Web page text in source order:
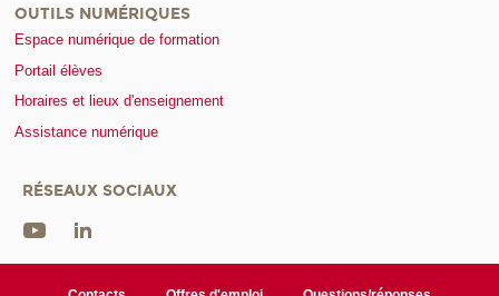
OUTILS NUMÉRIQUES
Espace numérique de formation
Portail élèves
Horaires et lieux d'enseignement
Assistance numérique
RÉSEAUX SOCIAUX